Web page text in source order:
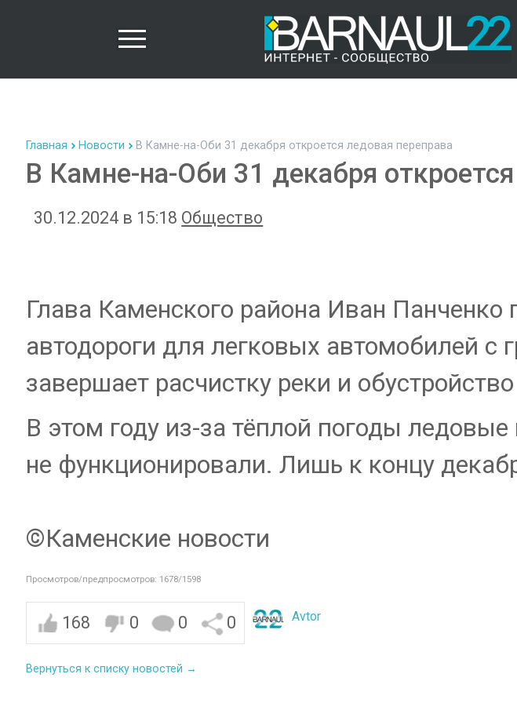
Главная Новости В Камне-на-Оби 31 декабря откроется ледовая переправа
В Камне-на-Оби 31 декабря
30.12.2024 в 15:18 Общество
Глава Каменского района Иван Панченко
автодороги для легковых автомобилей с
завершает расчистку реки и
В этом году из-за тёплой погоды
не функционировали. Лишь к концу
©Каменские новости
Просмотров/предпросмотров: 1678/1598
168 0 0 0 Avtor
Вернуться к списку новостей →